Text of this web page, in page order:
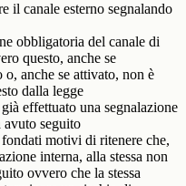
il canale esterno segnalando
obbligatoria del canale di
questo, anche se
anche se attivato, non è
dalla legge
effettuato una segnalazione
avuto seguito
fondati motivi di ritenere che,
interna, alla stessa non
ovvero che la stessa